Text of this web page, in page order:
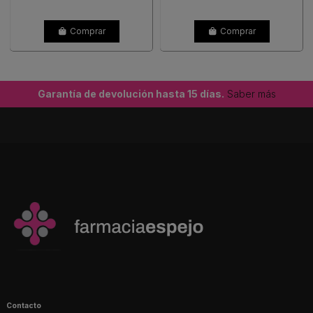
Comprar Comprar
Garantía de devolución hasta 15 días. Saber más
Contacto